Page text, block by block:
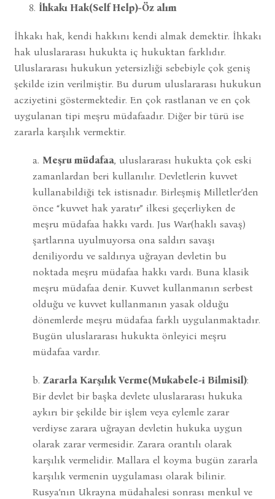
İhkakı Hak(Self Help)-Öz alım
İhkakı hak, kendi hakkını kendi almak demektir. İhkakı
hak uluslararası hukukta iç hukuktan farklıdır.
Uluslararası hukukun yetersizliği sebebiyle çok geniş
şekilde izin verilmiştir. Bu durum uluslararası hukukun
acziyetini göstermektedir. En çok rastlanan ve en çok
uygulanan tipi meşru müdafaadır. Diğer bir türü ise
zararla karşılık vermektir.
a. Meşru müdafaa, uluslararası hukukta çok eski
zamanlardan beri kullanılır. Devletlerin kuvvet
kullanabildiği tek istisnadır. Birleşmiş Milletler’den
önce “kuvvet hak yaratır” ilkesi geçerliyken de
meşru müdafaa hakkı vardı. Jus War(haklı savaş)
şartlarına uyulmuyorsa ona saldırı savaşı
deniliyordu ve saldırıya uğrayan devletin bu
noktada meşru müdafaa hakkı vardı. Buna klasik
meşru müdafaa denir. Kuvvet kullanmanın serbest
olduğu ve kuvvet kullanmanın yasak olduğu
dönemlerde meşru müdafaa farklı uygulanmaktadır.
Bugün uluslararası hukukta önleyici meşru
müdafaa vardır.
b. Zararla Karşılık Verme(Mukabele-i Bilmisil):
Bir devlet bir başka devlete uluslararası hukuka
aykırı bir şekilde bir işlem veya eylemle zarar
verdiyse zarara uğrayan devletin hukuka uygun
olarak zarar vermesidir. Zarara orantılı olarak
karşılık vermelidir. Mallara el koyma bugün zararla
karşılık vermenin uygulaması olarak bilinir.
Rusya’nın Ukrayna müdahalesi sonrası menkul ve